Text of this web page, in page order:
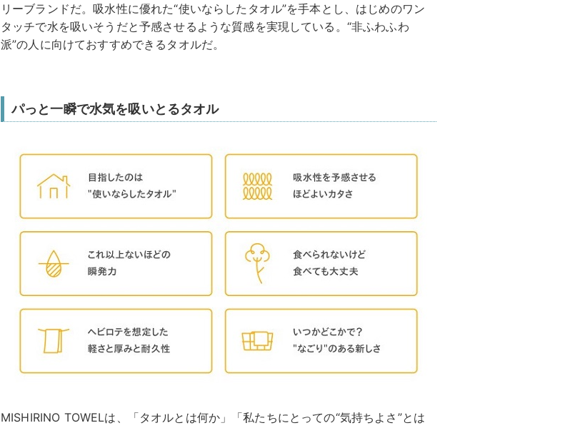
リーブランドだ。吸水性に優れた“使いならしたタオル”を手本とし、はじめのワン
タッチで水を吸いそうだと予感させるような質感を実現している。“非ふわふわ
派”の人に向けておすすめできるタオルだ。
パっと一瞬で水気を吸いとるタオル
MISHIRINO TOWELは、「タオルとは何か」「私たちにとっての“気持ちよさ”とは